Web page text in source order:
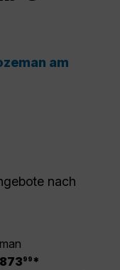
am
nach
873 99 *